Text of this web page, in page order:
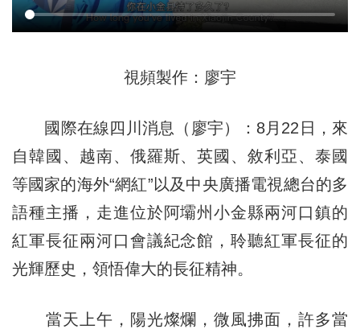
視頻製作：廖宇
國際在線四川消息（廖宇）：8月22日，來
自韓國、越南、俄羅斯、英國、敘利亞、泰國
等國家的海外“網紅”以及中央廣播電視總台的多
語種主播，走進位於阿壩州小金縣兩河口鎮的
紅軍長征兩河口會議紀念館，聆聽紅軍長征的
光輝歷史，領悟偉大的長征精神。
當天上午，陽光燦爛，微風拂面，許多當